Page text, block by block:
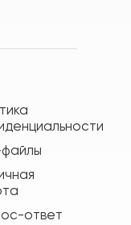
ответ